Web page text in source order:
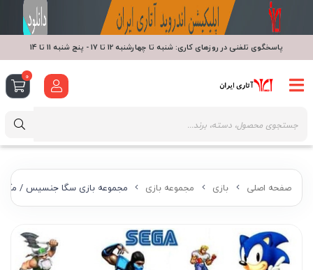
صفحه اصلی بازی مجموعه بازی مجموعه بازی سگا جنسیس /
پاسخگوی تلفنی در روزهای کاری: شنبه تا چهارشنبه 12 تا 17 - پنج شنبه 11 تا 14
0